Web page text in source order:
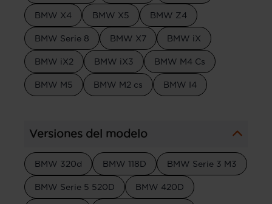
BMW X4 BMW X5 BMW Z4
BMW Serie 8 BMW X7 BMW iX
BMW iX2 BMW iX3 BMW M4 Cs
BMW M5 BMW M2 cs BMW I4
Versiones del modelo
BMW 320d BMW 118D BMW Serie 3 M3
BMW Serie 5 520D BMW 420D